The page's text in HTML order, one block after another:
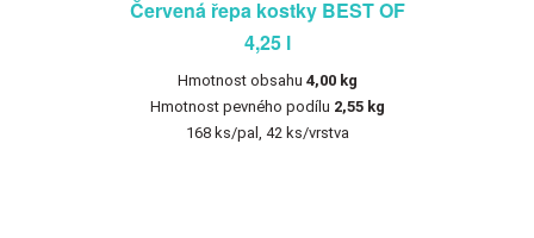
Červená řepa kostky BEST OF
4,25 l
Hmotnost obsahu 4,00 kg
Hmotnost pevného podílu 2,55 kg
168 ks/pal, 42 ks/vrstva